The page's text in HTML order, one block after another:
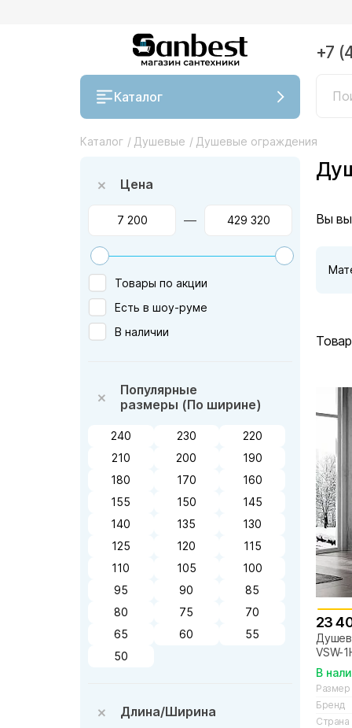
Каталог
+7
Каталог / Душевые / Душевые ограждения
Цена
—
Товары по акции
Есть в шоу-руме
В наличии
Популярные
размеры (По ширине)
240 230
220
210
200
190
180
170
160
155
150
145
140
135
130
125
120
115
110
105
100
95
90
85
80
75
70
65
60
55
50
Длина/Ширина
Вы
23
VSW-
В
Размер
Бренд
Страна